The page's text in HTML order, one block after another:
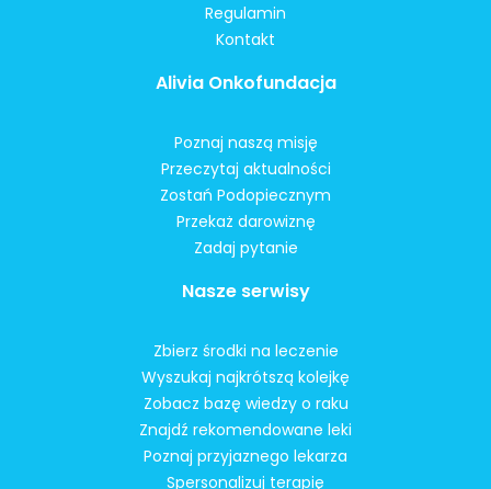
Regulamin
Kontakt
Alivia Onkofundacja
Poznaj naszą misję
Przeczytaj aktualności
Zostań Podopiecznym
Przekaż darowiznę
Zadaj pytanie
Nasze serwisy
Zbierz środki na leczenie
Wyszukaj najkrótszą kolejkę
Zobacz bazę wiedzy o raku
Znajdź rekomendowane leki
Poznaj przyjaznego lekarza
Spersonalizuj terapię